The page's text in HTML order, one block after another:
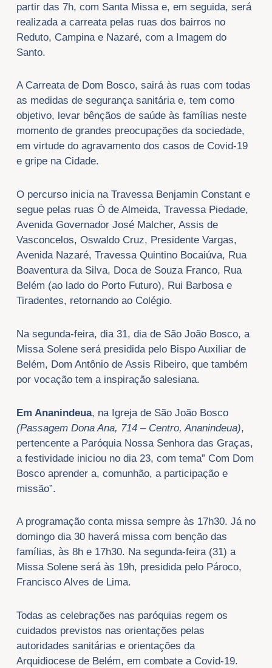
partir das 7h, com Santa Missa e, em seguida, será
realizada a carreata pelas ruas dos bairros no
Reduto, Campina e Nazaré, com a Imagem do
Santo.
A Carreata de Dom Bosco, sairá às ruas com todas
as medidas de segurança sanitária e, tem como
objetivo, levar bênçãos de saúde às famílias neste
momento de grandes preocupações da sociedade,
em virtude do agravamento dos casos de Covid-19
e gripe na Cidade.
O percurso inicia na Travessa Benjamin Constant e
segue pelas ruas Ó de Almeida, Travessa Piedade,
Avenida Governador José Malcher, Assis de
Vasconcelos, Oswaldo Cruz, Presidente Vargas,
Avenida Nazaré, Travessa Quintino Bocaiúva, Rua
Boaventura da Silva, Doca de Souza Franco, Rua
Belém (ao lado do Porto Futuro), Rui Barbosa e
Tiradentes, retornando ao Colégio.
Na segunda-feira, dia 31, dia de São João Bosco, a
Missa Solene será presidida pelo Bispo Auxiliar de
Belém, Dom Antônio de Assis Ribeiro, que também
por vocação tem a inspiração salesiana.
Em Ananindeua, na Igreja de São João Bosco
(Passagem Dona Ana, 714 – Centro, Ananindeua),
pertencente a Paróquia Nossa Senhora das Graças,
a festividade iniciou no dia 23, com tema” Com Dom
Bosco aprender a, comunhão, a participação e
missão”.
A programação conta missa sempre às 17h30. Já no
domingo dia 30 haverá missa com benção das
famílias, às 8h e 17h30. Na segunda-feira (31) a
Missa Solene será às 19h, presidida pelo Pároco,
Francisco Alves de Lima.
Todas as celebrações nas paróquias regem os
cuidados previstos nas orientações pelas
autoridades sanitárias e orientações da
Arquidiocese de Belém, em combate a Covid-19.